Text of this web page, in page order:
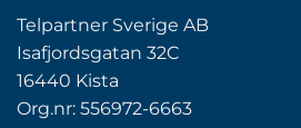
Telpartner Sverige AB
Isafjordsgatan 32C
16440 Kista
Org.nr: 556972-6663